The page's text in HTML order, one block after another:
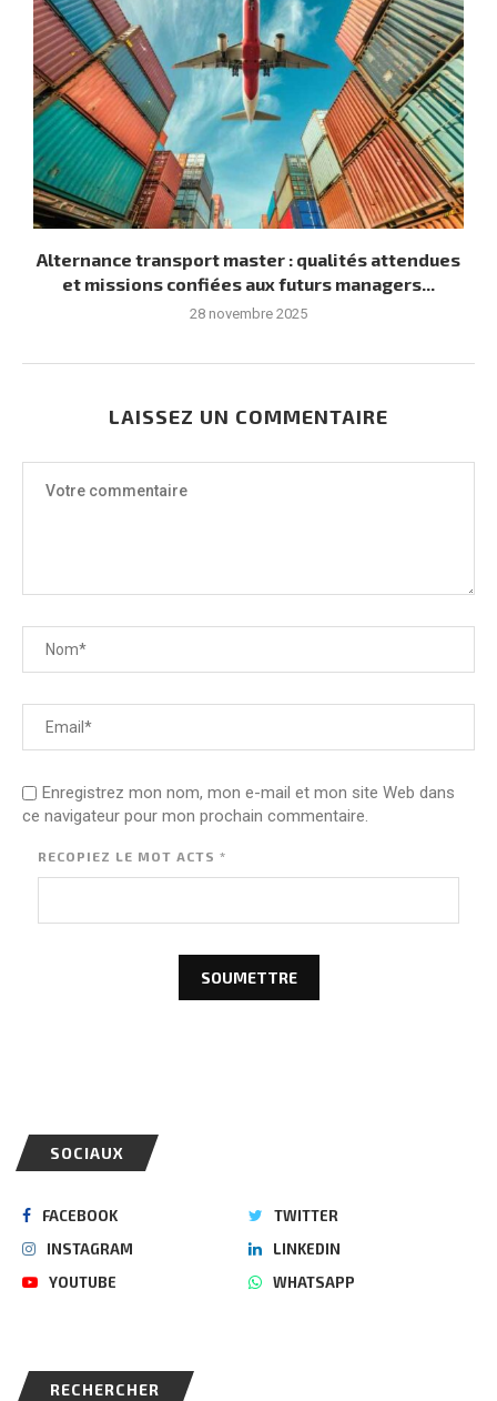
Alternance transport master : qualités attendues
et missions confiées aux futurs managers...
28 novembre 2025
LAISSEZ UN COMMENTAIRE
Enregistrez mon nom, mon e-mail et mon site Web dans
ce navigateur pour mon prochain commentaire.
RECOPIEZ LE MOT ACTS *
SOCIAUX
FACEBOOK
TWITTER
INSTAGRAM
LINKEDIN
YOUTUBE
WHATSAPP
RECHERCHER